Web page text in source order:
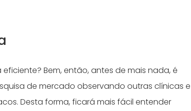
eficiente? Bem, então, antes de mais nada, é
de mercado observando outras clínicas e
Desta forma, ficará mais fácil entender